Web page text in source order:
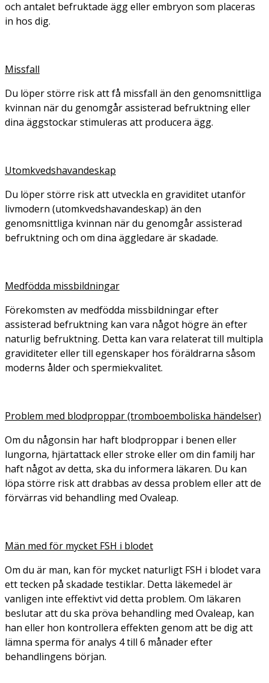
och antalet befruktade ägg eller embryon som placeras
in hos dig.
Missfall
Du löper större risk att få missfall än den genomsnittliga
kvinnan när du genomgår assisterad befruktning eller
dina äggstockar stimuleras att producera ägg.
Utomkvedshavandeskap
Du löper större risk att utveckla en graviditet utanför
livmodern (utomkvedshavandeskap) än den
genomsnittliga kvinnan när du genomgår assisterad
befruktning och om dina äggledare är skadade.
Medfödda missbildningar
Förekomsten av medfödda missbildningar efter
assisterad befruktning kan vara något högre än efter
naturlig befruktning. Detta kan vara relaterat till multipla
graviditeter eller till egenskaper hos föräldrarna såsom
moderns ålder och spermiekvalitet.
Problem med blodproppar (tromboemboliska händelser)
Om du någonsin har haft blodproppar i benen eller
lungorna, hjärtattack eller stroke eller om din familj har
haft något av detta, ska du informera läkaren. Du kan
löpa större risk att drabbas av dessa problem eller att de
förvärras vid behandling med Ovaleap.
Män med för mycket FSH i blodet
Om du är man, kan för mycket naturligt FSH i blodet vara
ett tecken på skadade testiklar. Detta läkemedel är
vanligen inte effektivt vid detta problem. Om läkaren
beslutar att du ska pröva behandling med Ovaleap, kan
han eller hon kontrollera effekten genom att be dig att
lämna sperma för analys 4 till 6 månader efter
behandlingens början.